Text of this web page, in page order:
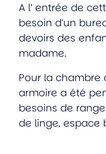
A l’ entrée de
besoin d’un
devoirs des
madame.
Pour la chambre
armoire a été
besoins de
de linge, espace